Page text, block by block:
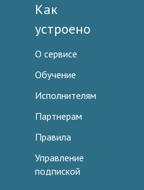
Как
устроено
О сервисе
Обучение
Исполнителям
Партнерам
Правила
Управление
подпиской